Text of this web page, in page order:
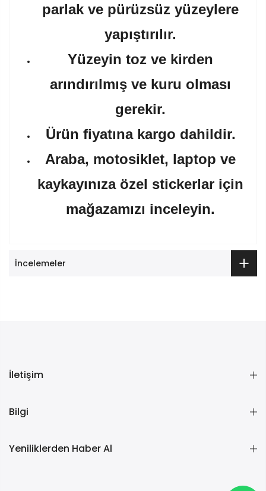
parlak ve pürüzsüz yüzeylere
yapıştırılır.
Yüzeyin toz ve kirden
arındırılmış ve kuru olması
gerekir.
Ürün fiyatına kargo dahildir.
Araba, motosiklet, laptop ve
kaykayınıza özel stickerlar için
mağazamızı inceleyin.
İncelemeler
İletişim
Bilgi
Yeniliklerden Haber Al